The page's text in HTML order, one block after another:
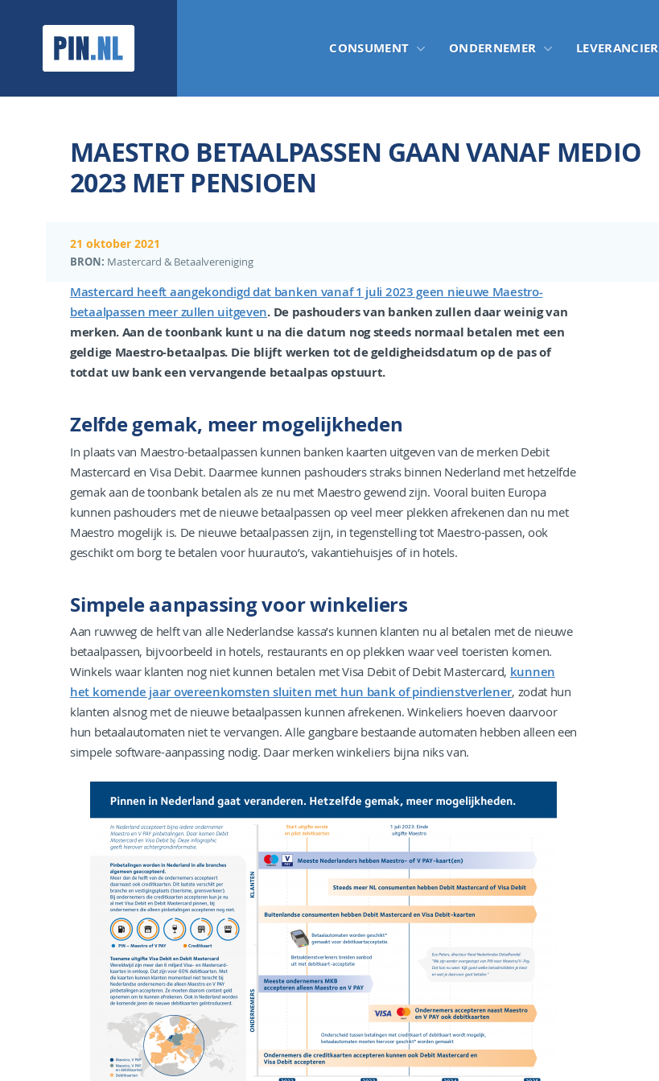
CONSUMENT ONDERNEMER LEVERANCIER
MAESTRO BETAALPASSEN GAAN VANAF MEDIO
2023 MET PENSIOEN
21 oktober 2021
BRON: Mastercard & Betaalvereniging
Mastercard heeft aangekondigd dat banken vanaf 1 juli 2023 geen nieuwe Maestro-
betaalpassen meer zullen uitgeven. De pashouders van banken zullen daar weinig van
merken. Aan de toonbank kunt u na die datum nog steeds normaal betalen met een
geldige Maestro-betaalpas. Die blijft werken tot de geldigheidsdatum op de pas of
totdat uw bank een vervangende betaalpas opstuurt.
Zelfde gemak, meer mogelijkheden
In plaats van Maestro-betaalpassen kunnen banken kaarten uitgeven van de merken Debit
Mastercard en Visa Debit. Daarmee kunnen pashouders straks binnen Nederland met hetzelfde
gemak aan de toonbank betalen als ze nu met Maestro gewend zijn. Vooral buiten Europa
kunnen pashouders met de nieuwe betaalpassen op veel meer plekken afrekenen dan nu met
Maestro mogelijk is. De nieuwe betaalpassen zijn, in tegenstelling tot Maestro-passen, ook
geschikt om borg te betalen voor huurauto’s, vakantiehuisjes of in hotels.
Simpele aanpassing voor winkeliers
Aan ruwweg de helft van alle Nederlandse kassa’s kunnen klanten nu al betalen met de nieuwe
betaalpassen, bijvoorbeeld in hotels, restaurants en op plekken waar veel toeristen komen.
Winkels waar klanten nog niet kunnen betalen met Visa Debit of Debit Mastercard, kunnen
het komende jaar overeenkomsten sluiten met hun bank of pindienstverlener, zodat hun
klanten alsnog met de nieuwe betaalpassen kunnen afrekenen. Winkeliers hoeven daarvoor
hun betaalautomaten niet te vervangen. Alle gangbare bestaande automaten hebben alleen een
simpele software-aanpassing nodig. Daar merken winkeliers bijna niks van.